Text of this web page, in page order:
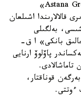
كورمەنىڭ اشىلۋىنا سونىمەن قاتار، «Astana Group»
قالالارىندا اشىلعان
بەلگىلى
بانكى» ا ق-
پاۆلوۆ ارنايى
تاماشالادى.
قوناقتار،
ءوتتى.